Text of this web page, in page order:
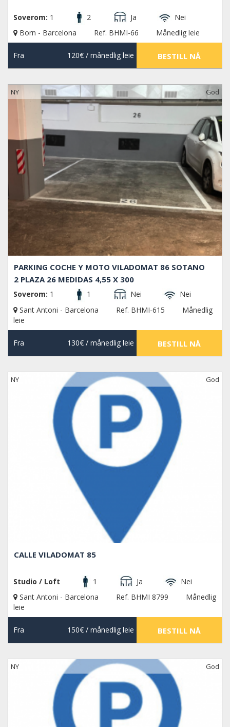
Soverom: 1 2 Ja
Nei
Born - Barcelona
Ref. BHMI-66 Månedlig leie
Fra 120€/ månedlig leie BESTILL NÅ
NY God
PARKING COCHE Y MOTO VILADOMAT 86 SOTANO
2 PLAZA 26 MEDIDAS 4,55 X 300
Soverom: 1 1 Nei
Nei
Sant Antoni - Barcelona
Ref. BHMI-615
Månedlig
leie
Fra 130€/ månedlig leie BESTILL NÅ
NY God
CALLE VILADOMAT 85
Studio / Loft 1 Ja
Nei
Sant Antoni - Barcelona
Ref. BHMI 8799
Månedlig
leie
Fra 150€/ månedlig leie BESTILL NÅ
NY God